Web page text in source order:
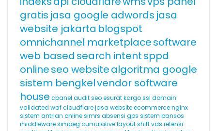
gratis jasa google adwords jasa
website jakarta blogspot
omnichannel marketplacesoftware
web based search intentsppd
onlineseo websitealgoritma google
sistem bengkelvendor software
house cpanel audit seoesuratkargossl domain
validated waf cloudflarejasa website ecommercenginx
sistem antrian onlinesimrs absensi gps sistem bansos
middlewaresimpeg cumulative layout shiftvds retensi